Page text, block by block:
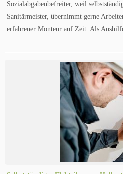
Sozialabgabenbefreiter, weil
Sanitärmeister, übernimmt gerne
erfahrener Monteur auf Zeit. Als